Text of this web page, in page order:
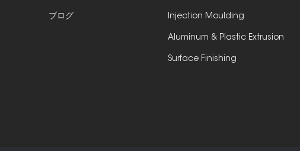
ブログ Injection Moulding
Aluminum & Plastic Extrusion
Surface Finishing